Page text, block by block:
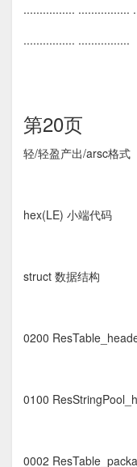
................ ................
................ ................
第20页
轻/轻盈产出/arsc格式
hex(LE) 小端代码
struct 数据结构
0200
0100
0002